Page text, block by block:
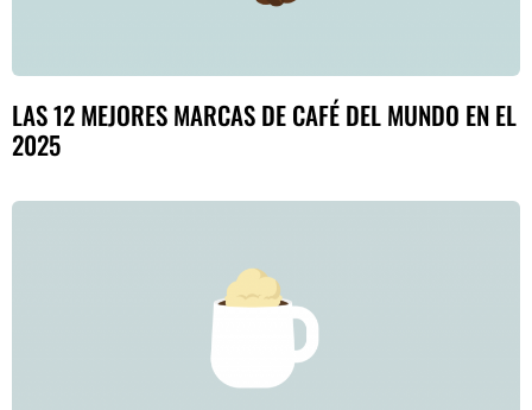
LAS 12 MEJORES MARCAS DE CAFÉ DEL MUNDO EN EL
2025